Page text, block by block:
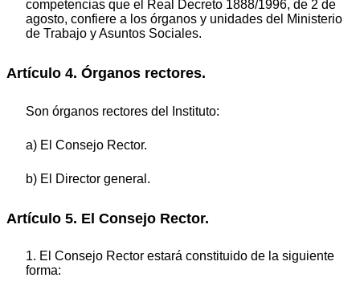
competencias que el Real Decreto 1888/1996, de 2 de
agosto, confiere a los órganos y unidades del Ministerio
de Trabajo y Asuntos Sociales.
Artículo 4. Órganos rectores.
Son órganos rectores del Instituto:
a) El Consejo Rector.
b) El Director general.
Artículo 5. El Consejo Rector.
1. El Consejo Rector estará constituido de la siguiente
forma: